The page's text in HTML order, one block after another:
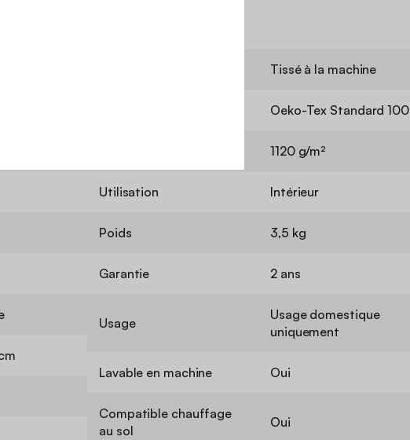
Tissé à la machine
Oeko-Tex Standard 100
1120 g/m²
Utilisation Intérieur
Poids 3,5 kg
Garantie 2 ans
Usage
Usage domestique
uniquement
Lavable en machine Oui
Compatible chauffage
au sol
Oui